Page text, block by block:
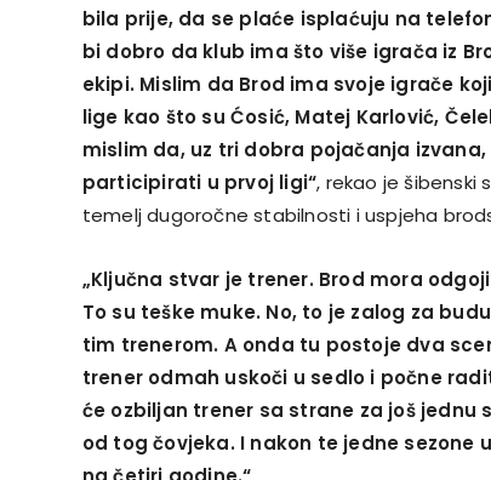
bila prije, da se plaće isplaćuju na
bi dobro da klub ima što više igrača iz
ekipi. Mislim da Brod ima svoje igrače
lige kao što su Ćosić, Matej Karlović,
mislim da, uz tri dobra pojačanja
participirati u prvoj ligi“, rekao je šibenski
temelj dugoročne stabilnosti i uspjeha
„Ključna stvar je trener. Brod mora
To su teške muke. No, to je zalog za
tim trenerom. A onda tu postoje dva
trener odmah uskoči u sedlo i počne
će ozbiljan trener sa strane za još jednu
od tog čovjeka. I nakon te jedne